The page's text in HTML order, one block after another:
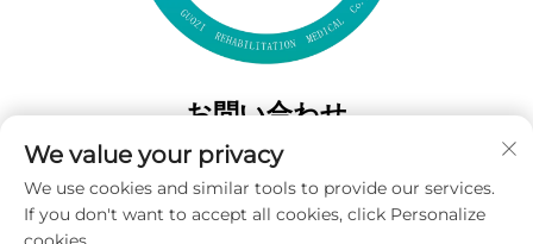
お問い合わせ
Add: 中国福建省福州市西門高風南路50番地
電話番号：+86-19859128239
Eメール：
[email protected]
We value your privacy
We use cookies and similar tools to provide our services.
If you don't want to accept all cookies, click Personalize